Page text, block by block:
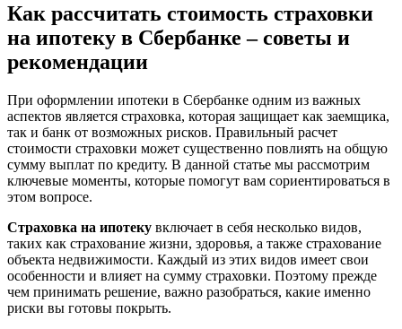
Как рассчитать стоимость страховки
на ипотеку в Сбербанке – советы и
рекомендации
При оформлении ипотеки в Сбербанке одним из важных
аспектов является страховка, которая защищает как заемщика,
так и банк от возможных рисков. Правильный расчет
стоимости страховки может существенно повлиять на общую
сумму выплат по кредиту. В данной статье мы рассмотрим
ключевые моменты, которые помогут вам сориентироваться в
этом вопросе.
Страховка на ипотеку включает в себя несколько видов,
таких как страхование жизни, здоровья, а также страхование
объекта недвижимости. Каждый из этих видов имеет свои
особенности и влияет на сумму страховки. Поэтому прежде
чем принимать решение, важно разобраться, какие именно
риски вы готовы покрыть.